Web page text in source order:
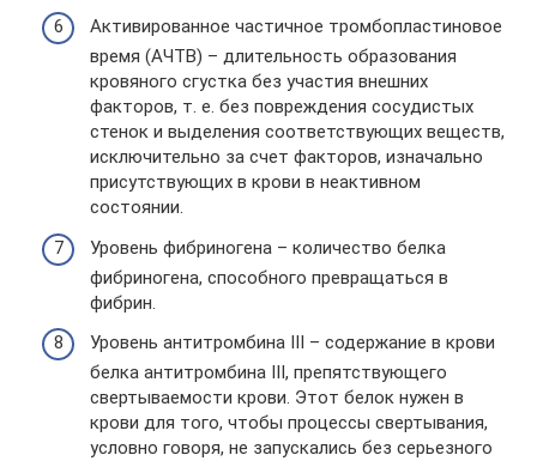
Активированное частичное тромбопластиновое
время (АЧТВ) – длительность образования
кровяного сгустка без участия внешних
факторов, т. е. без повреждения сосудистых
стенок и выделения соответствующих веществ,
исключительно за счет факторов, изначально
присутствующих в крови в неактивном
состоянии.
Уровень фибриногена – количество белка
фибриногена, способного превращаться в
фибрин.
Уровень антитромбина III – содержание в крови
белка антитромбина III, препятствующего
свертываемости крови. Этот белок нужен в
крови для того, чтобы процессы свертывания,
условно говоря, не запускались без серьезного